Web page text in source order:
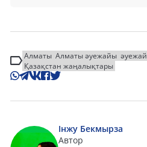
Алматы Алматы әуежайы әуежай
Қазақстан жаңалықтары
Інжу Бекмырза
Автор